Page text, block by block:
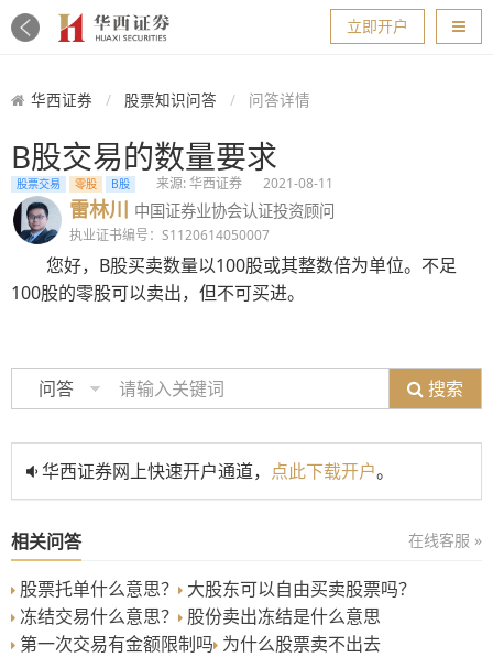
导航
立即开户
华西证券 股票知识问答 问答详情
B股交易的数量要求
股票交易 零股 B股 来源: 华西证券 2021-08-11
雷林川 中国证券业协会认证投资顾问
执业证书编号：S1120614050007
您好，B股买卖数量以100股或其整数倍为单位。不足
100股的零股可以卖出，但不可买进。
问答 搜索
华西证券网上快速开户通道， 点此下载开户。
相关问答 在线客服 »
股票托单什么意思？
大股东可以自由买卖股票吗？
冻结交易什么意思？
股份卖出冻结是什么意思
第一次交易有金额限制吗 为什么股票卖不出去